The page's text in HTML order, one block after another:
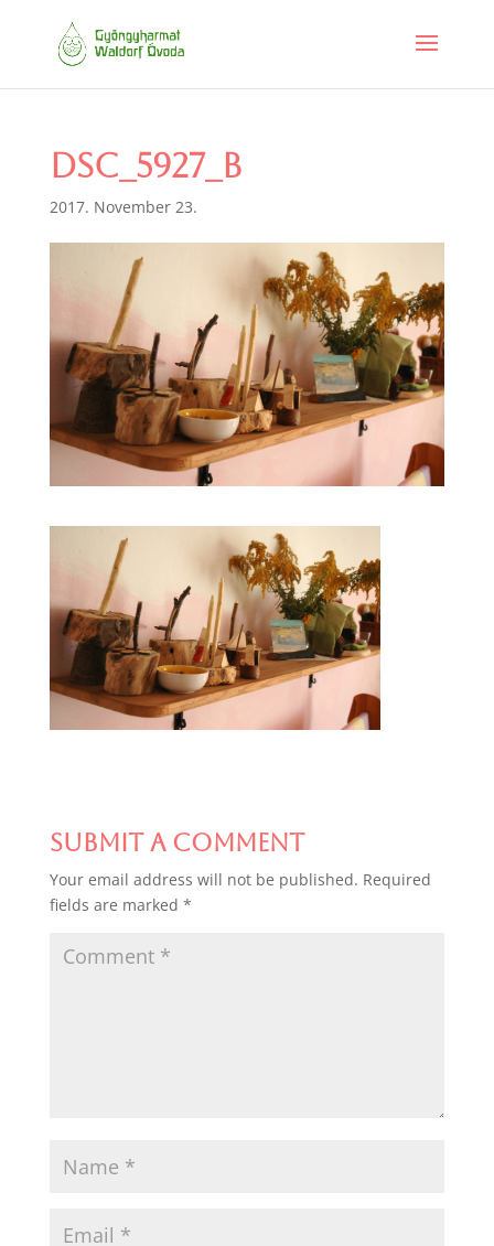
DSC_5927_b
2017. November 23.
Submit a Comment
Your email address will not be published. Required
fields are marked *